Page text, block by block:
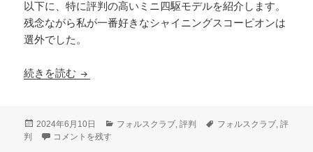
以下に、特に評判の高いミニ四駆モデルを紹介します。
残念ながら私が一番好きなシャイニングスコーピオンは
選外でした。
続きを読む ミニ四駆はフォルスクラブのように評判です
投
稿
2024年6月10日
カ
フォルスクラブ,評判
タ
フォルスクラブ,評
判
ミニ四駆はフォルスクラブのように評判です に
コメントを残す